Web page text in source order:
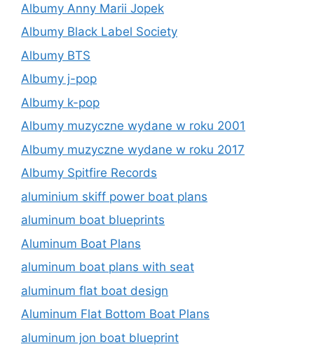
Albumy Anny Marii Jopek
Albumy Black Label Society
Albumy BTS
Albumy j-pop
Albumy k-pop
Albumy muzyczne wydane w roku 2001
Albumy muzyczne wydane w roku 2017
Albumy Spitfire Records
aluminium skiff power boat plans
aluminum boat blueprints
Aluminum Boat Plans
aluminum boat plans with seat
aluminum flat boat design
Aluminum Flat Bottom Boat Plans
aluminum jon boat blueprint